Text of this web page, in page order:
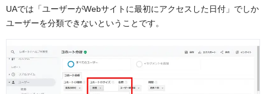
UAでは「ユーザーがWebサイトに最初にアクセスした日付」でしか
ユーザーを分類できないということです。